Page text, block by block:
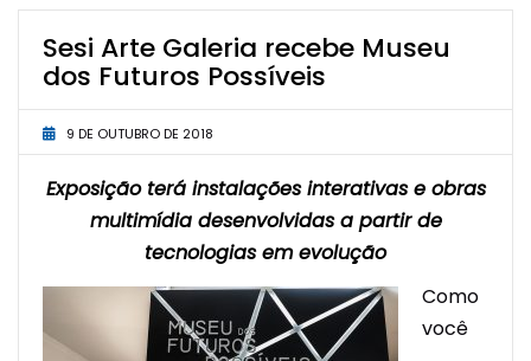
Sesi Arte Galeria recebe Museu
dos Futuros Possíveis
9 DE OUTUBRO DE 2018
Exposição terá instalações interativas e obras
multimídia desenvolvidas a partir de
tecnologias em evolução
Como
você